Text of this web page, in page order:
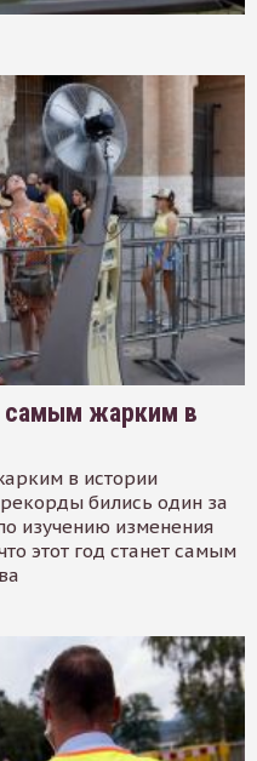
самым жарким в
в истории
бились один за
изучению изменения
этот год станет самым